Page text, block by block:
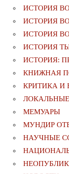
ИСТОРИЯ
ИСТОРИЯ
ИСТОРИЯ
ИСТОРИЯ
ИСТОРИЯ:
КНИЖНАЯ
КРИТИКА И
МЕМУАРЫ
МУНДИР
НАУЧНЫЕ